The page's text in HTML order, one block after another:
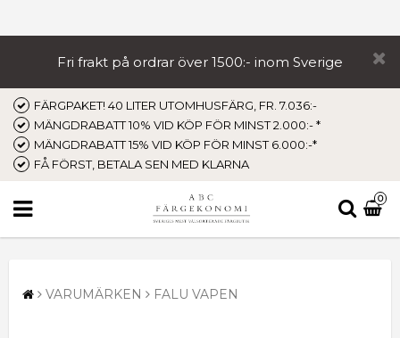
Fri frakt på ordrar över 1500:- inom Sverige
FÄRGPAKET! 40 LITER UTOMHUSFÄRG, FR. 7.036:-
MÄNGDRABATT 10% VID KÖP FÖR MINST 2.000:- *
MÄNGDRABATT 15% VID KÖP FÖR MINST 6.000:-*
FÅ FÖRST, BETALA SEN MED KLARNA
0
VARUMÄRKEN FALU VAPEN